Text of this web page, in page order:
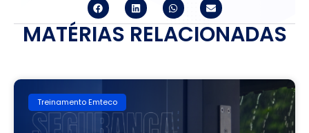
MATÉRIAS RELACIONADAS
Treinamento Emteco